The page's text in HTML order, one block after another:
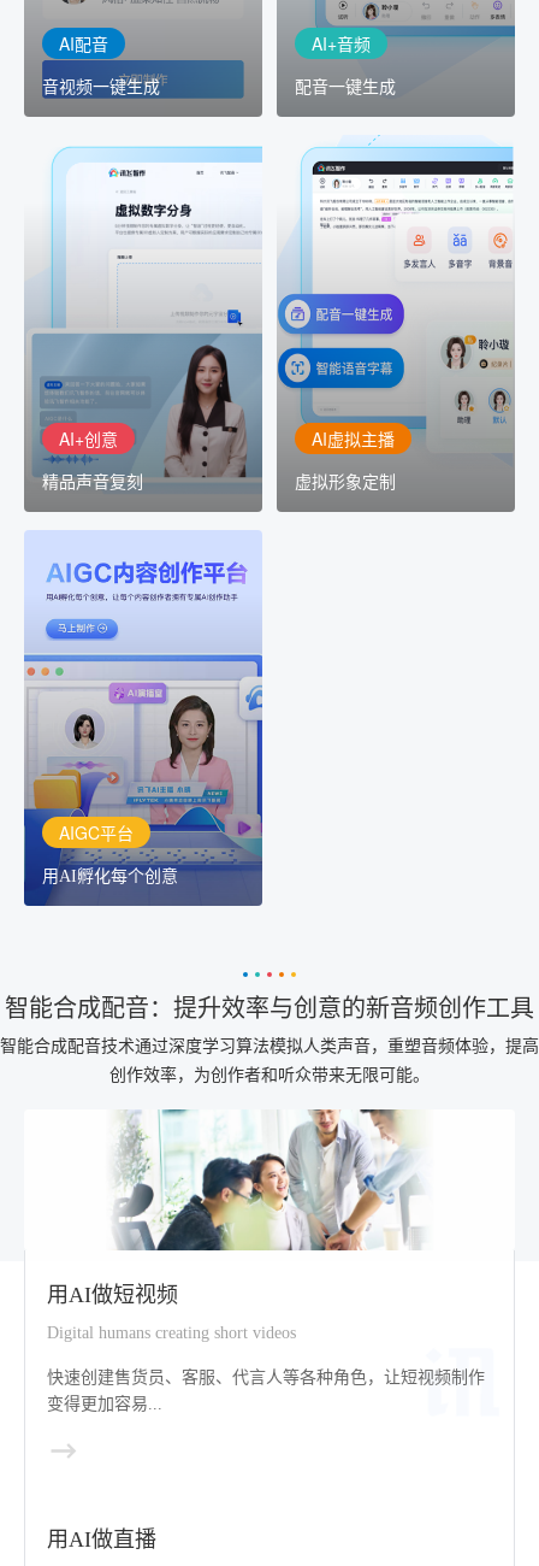
AI配音
音视频一键生成
AI+音频
配音一键生成
AI+创意
精品声音复刻
AI+创意
精品声音复刻
AI+创意：AIGC 能力集中
展示窗口，体验 AIGC 给
生活和生产带来的改变
AI虚拟主播
虚拟形象定制
讯飞智作：让每一个内容
创作者高效生产灵活定制
AIGC平台
用AI孵化每个创意
AIGC平台
用AI孵化每个创意
讯飞AIGC平台：让每个创
作者都拥有自己的专注AI
创作助手
智能合成配音：提升效率与创意的新音频创作工具
智能合成配音技术通过深度学习算法模拟人类声音，重塑音频体验，提高
创作效率，为创作者和听众带来无限可能。
用AI做短视频
Digital humans creating short videos
快速创建售货员、客服、代言人等各种角色，让短视频制作
变得更加容易...
用AI做直播